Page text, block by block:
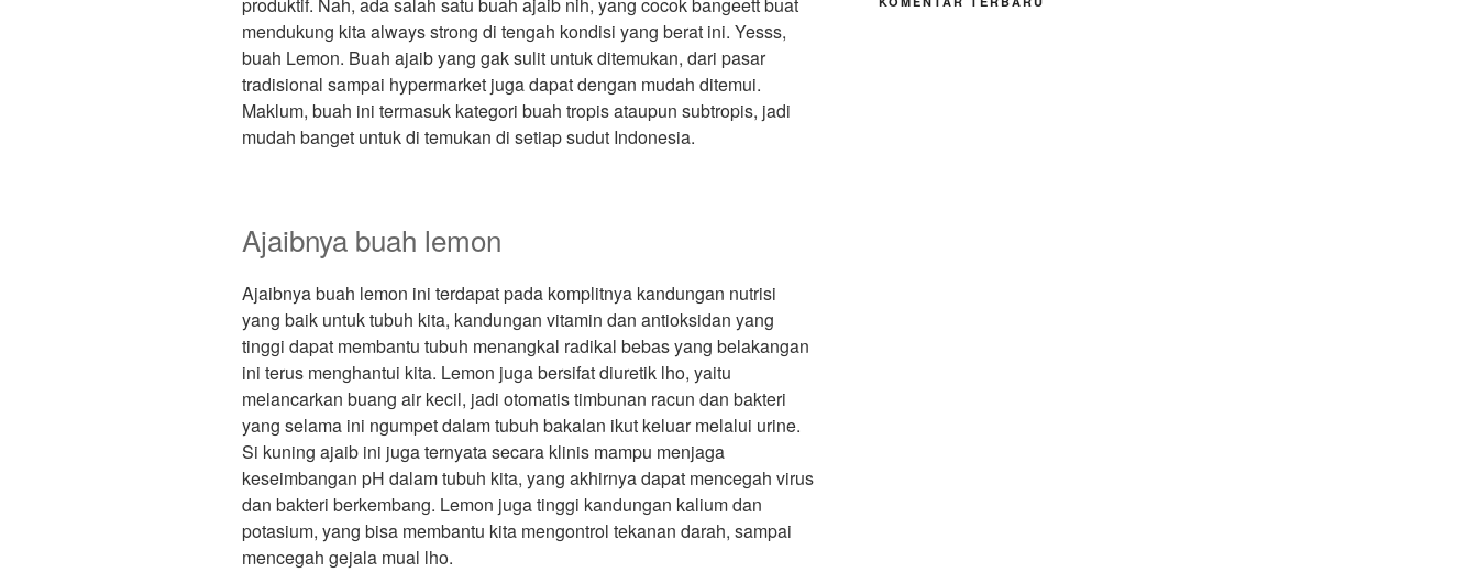
mendukung kita always strong di tengah kondisi yang berat ini. Yesss,
buah Lemon. Buah ajaib yang gak sulit untuk ditemukan, dari pasar
tradisional sampai hypermarket juga dapat dengan mudah ditemui.
Maklum, buah ini termasuk kategori buah tropis ataupun subtropis, jadi
mudah banget untuk di temukan di setiap sudut Indonesia.
Ajaibnya buah lemon
Ajaibnya buah lemon ini terdapat pada komplitnya kandungan nutrisi
yang baik untuk tubuh kita, kandungan vitamin dan antioksidan yang
tinggi dapat membantu tubuh menangkal radikal bebas yang belakangan
ini terus menghantui kita. Lemon juga bersifat diuretik lho, yaitu
melancarkan buang air kecil, jadi otomatis timbunan racun dan bakteri
yang selama ini ngumpet dalam tubuh bakalan ikut keluar melalui urine.
Si kuning ajaib ini juga ternyata secara klinis mampu menjaga
keseimbangan pH dalam tubuh kita, yang akhirnya dapat mencegah virus
dan bakteri berkembang. Lemon juga tinggi kandungan kalium dan
potasium, yang bisa membantu kita mengontrol tekanan darah, sampai
mencegah gejala mual lho.